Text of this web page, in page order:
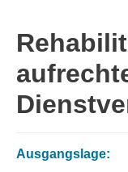
Ausgangslage: